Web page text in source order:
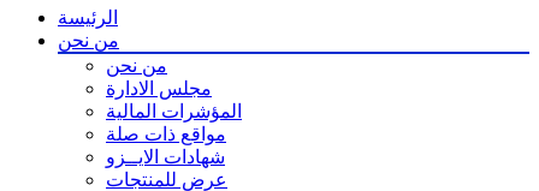
الرئيسة
من نحن
من نحن
مجلس الادارة
المؤشرات المالية
مواقع ذات صلة
شهادات الايــزو
عرض للمنتجات